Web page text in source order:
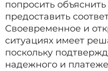
попросить
предоставить
Своевременное и
ситуациях имеет
поскольку
надежного и